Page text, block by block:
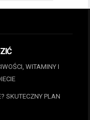
WITAMINY I
SKUTECZNY PLAN